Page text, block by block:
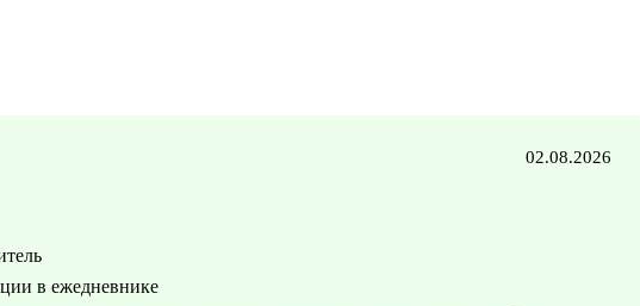
02.08.2026
в ежедневнике